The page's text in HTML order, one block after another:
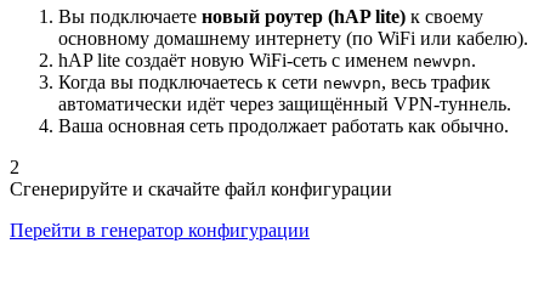
Вы подключаете новый роутер (hAP lite) к своему
основному домашнему интернету (по WiFi или кабелю).
hAP lite создаёт новую WiFi-сеть с именем newvpn.
Когда вы подключаетесь к сети newvpn, весь трафик
автоматически идёт через защищённый VPN-туннель.
Ваша основная сеть продолжает работать как обычно.
2
Сгенерируйте и скачайте файл конфигурации
Перейти в генератор конфигурации